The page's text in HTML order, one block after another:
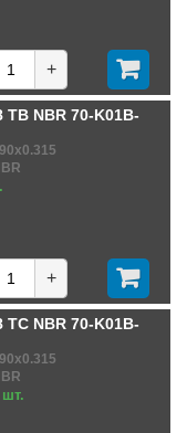
+
NBR 70-K01B-
+
NBR 70-K01B-